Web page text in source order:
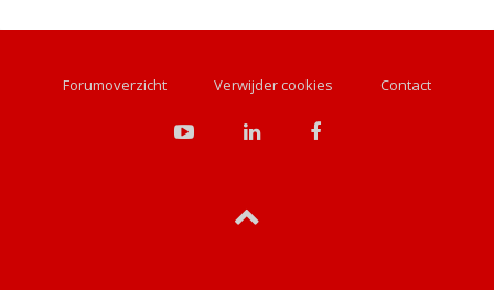
Forumoverzicht Verwijder cookies Contact